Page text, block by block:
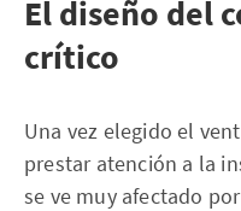
El diseño del
crítico
Una vez elegido el
prestar atención a la
se ve muy afectado